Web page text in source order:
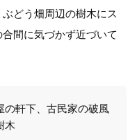
どう畑周辺の樹木にス
間に気づかず近づいて
の軒下、古民家の破風
木